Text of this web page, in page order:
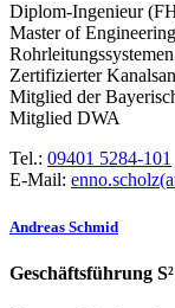
Diplom-Ingenieur
Master of
Rohrleitungssystemen
Zertifizierter
Mitglied der
Mitglied DWA
Tel.: 09401 5284-101
E-Mail:
Andreas Schmid
Geschäftsführung